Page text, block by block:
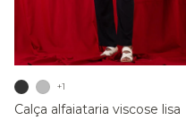
Calça alfaiataria viscose lisa
+1